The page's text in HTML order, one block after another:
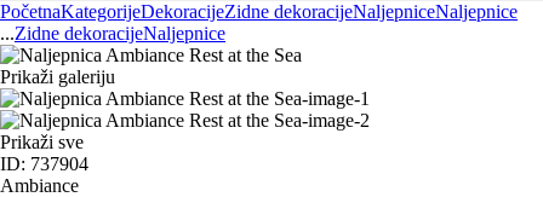
PočetnaKategorijeDekoracijeZidne dekoracijeNaljepniceNaljepnice
...Zidne dekoracijeNaljepnice
Prikaži galeriju
Prikaži sve
ID: 737904
Ambiance